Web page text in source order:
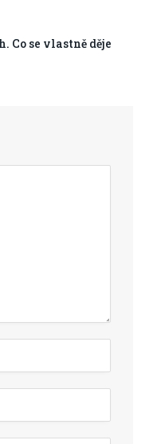
Co se vlastně děje